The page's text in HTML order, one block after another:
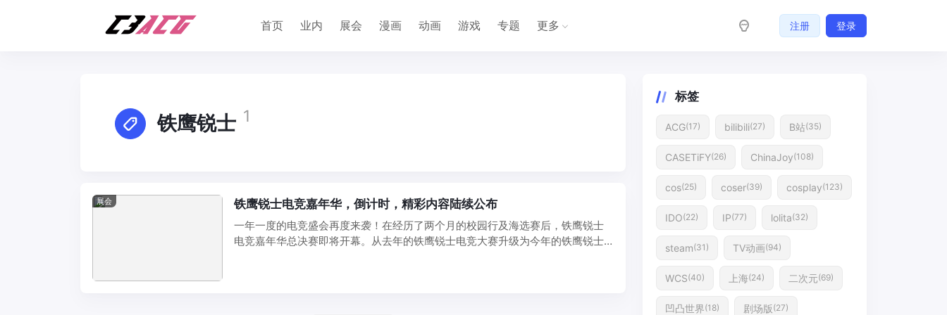
首页 业内 展会 漫画 动画 游戏 专题 更多 注册 登录
铁鹰锐士 1
展会 铁鹰锐士电竞嘉年华，倒计时，精彩内容陆续公布
一年一度的电竞盛会再度来袭！在经历了两个月的校园行及海选赛后，铁鹰锐士
电竞嘉年华总决赛即将开幕。从去年的铁鹰锐士电竞大赛升级为今年的铁鹰锐士
标签
ACG(17) bilibili(27) B站(35)
CASETiFY(26) ChinaJoy(108)
cos(25) coser(39) cosplay(123)
IDO(22) IP(77) lolita(32)
steam(31) TV动画(94)
WCS(40) 上海(24) 二次元(69)
凹凸世界(18) 剧场版(27)